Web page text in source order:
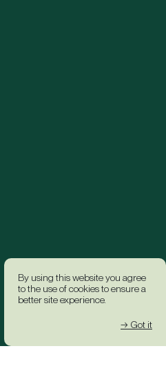
By using this website you agree
to the use of cookies to ensure a
better site experience.
→ Got it